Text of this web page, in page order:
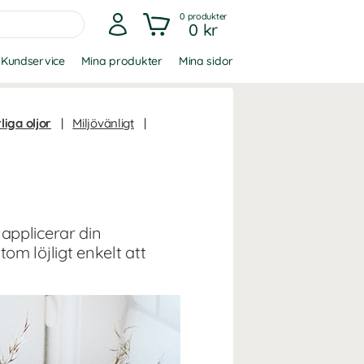
0 produkter
0 kr
Kundservice Mina produkter Mina sidor
oljor | Miljövänligt |
din
löjligt enkelt att